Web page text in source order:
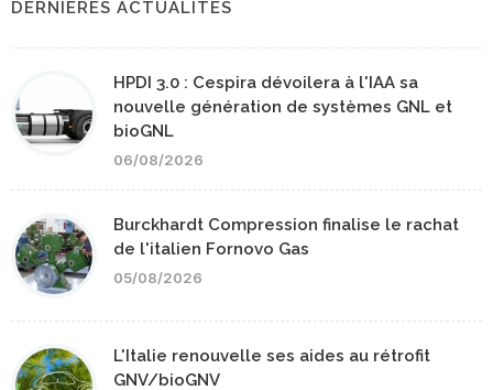
DERNIERES ACTUALITÉS
HPDI 3.0 : Cespira dévoilera à l'IAA sa
nouvelle génération de systèmes GNL et
bioGNL
06/08/2026
Burckhardt Compression finalise le rachat
de l'italien Fornovo Gas
05/08/2026
L'Italie renouvelle ses aides au rétrofit
GNV/bioGNV